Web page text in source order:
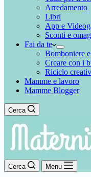
Arredamento
Libri
App e
Sconti e
Fai da te
Bomboniere
Creare con i
Riciclo
Mamme e lavoro
Mamme Blogger
Cerca
Cerca Menu